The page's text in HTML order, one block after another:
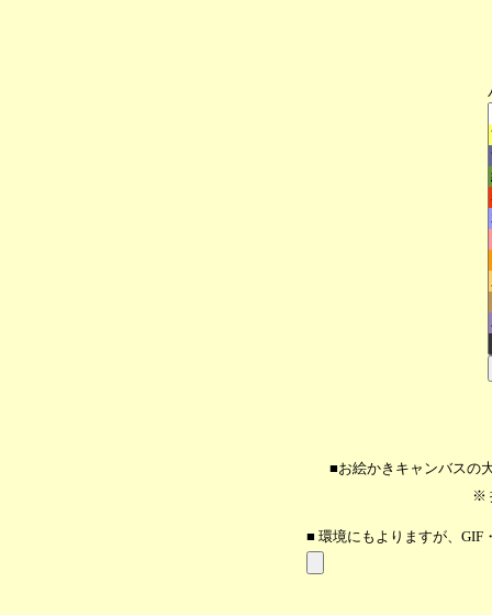
■お絵かきキャンバスの
※
■ 環境にもよりますが、GIF